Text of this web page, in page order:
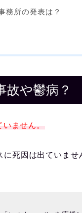
務所の発表は？
故や鬱病？
いません。
死因は出ていま